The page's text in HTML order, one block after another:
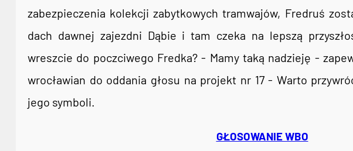
zabezpieczenia kolekcji zabytkowych tramwajów, Fredruś
dach dawnej zajezdni Dąbie i tam czeka na lepszą
wreszcie do poczciwego Fredka? - Mamy taką nadzieję -
wrocławian do oddania głosu na projekt nr 17 - Warto
jego symboli.
GŁOSOWANIE WBO